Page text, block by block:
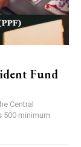
Fund
Central
500 minimum